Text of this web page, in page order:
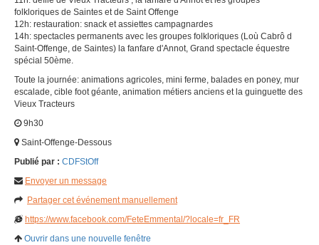
folkloriques de Saintes et de Saint Offenge
12h: restauration: snack et assiettes campagnardes
14h: spectacles permanents avec les groupes folkloriques (Loù Cabrô d
Saint-Offenge, de Saintes) la fanfare d'Annot, Grand spectacle équestre
spécial 50ème.
Toute la journée: animations agricoles, mini ferme, balades en poney, mur
escalade, cible foot géante, animation métiers anciens et la guinguette des
Vieux Tracteurs
9h30
Saint-Offenge-Dessous
Publié par : CDFStOff
Envoyer un message
Partager cet événement manuellement
https://www.facebook.com/FeteEmmental/?locale=fr_FR
Ouvrir dans une nouvelle fenêtre